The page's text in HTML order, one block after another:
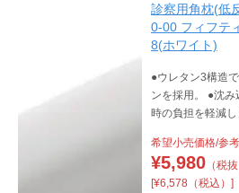
診察用角枕(低
0-00 フィフテ
8(ホワイト)
●ウレタン3構造
ンを採用。 ●沈
時の負担を軽減し
希望小売価格/参
¥5,980（税抜
[¥6,578（税込）]